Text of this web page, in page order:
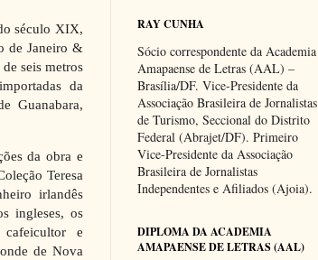
século XIX,
de Janeiro &
seis metros
da
Guanabara,
da obra e
Teresa
irlandês
ingleses, os
e
de Nova
RAY CUNHA
Sócio correspondente da Academia
Amapaense de Letras (AAL) –
Brasília/DF. Vice-Presidente da
Associação Brasileira de Jornalistas
de Turismo, Seccional do Distrito
Federal (Abrajet/DF). Primeiro
Vice-Presidente da Associação
Brasileira de Jornalistas
Independentes e Afiliados (Ajoia).
DIPLOMA DA ACADEMIA
AMAPAENSE DE LETRAS (AAL)